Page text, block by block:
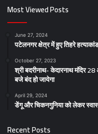
Most Viewed Posts
June 27, 2024
पटेलनगर क्षेत्र में हुए तिहरे
October 27, 2023
श्री बदरीनाथ- केदारनाथ मंदिर
बजे बंद हो जायेगा
April 29, 2024
डेंगू और चिकनगुनिया को लेकर
Recent Posts